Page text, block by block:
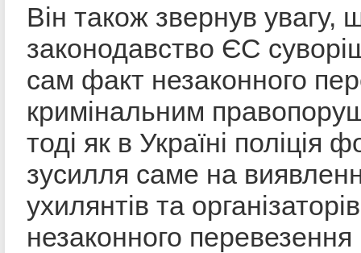
Він також звернув увагу,
законодавство ЄС
сам факт незаконного
кримінальним
тоді як в Україні поліція
зусилля саме на
ухилянтів та організаторів
незаконного перевезення